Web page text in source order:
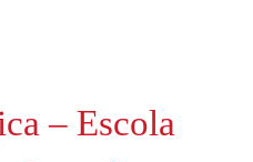
– Escola